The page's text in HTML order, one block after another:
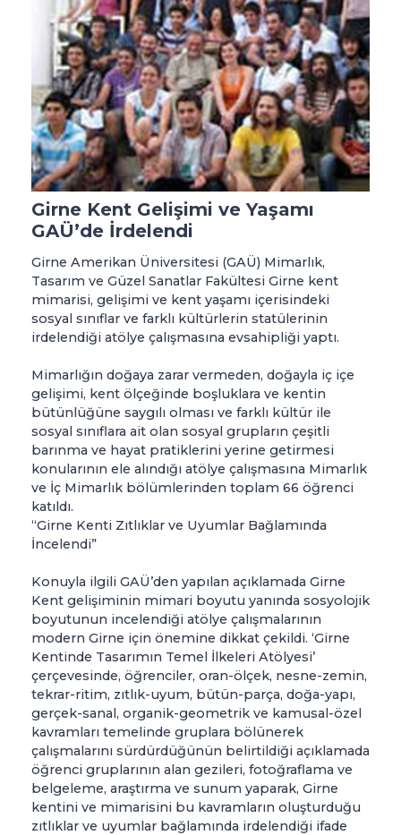
Girne Kent Gelişimi ve Yaşamı
GAÜ’de İrdelendi
Girne Amerikan Üniversitesi (GAÜ) Mimarlık,
Tasarım ve Güzel Sanatlar Fakültesi Girne kent
mimarisi, gelişimi ve kent yaşamı içerisindeki
sosyal sınıflar ve farklı kültürlerin statülerinin
irdelendiği atölye çalışmasına evsahipliği yaptı.
Mimarlığın doğaya zarar vermeden, doğayla iç içe
gelişimi, kent ölçeğinde boşluklara ve kentin
bütünlüğüne saygılı olması ve farklı kültür ile
sosyal sınıflara ait olan sosyal grupların çeşitli
barınma ve hayat pratiklerini yerine getirmesi
konularının ele alındığı atölye çalışmasına Mimarlık
ve İç Mimarlık bölümlerinden toplam 66 öğrenci
katıldı.
“Girne Kenti Zıtlıklar ve Uyumlar Bağlamında
İncelendi”
Konuyla ilgili GAÜ’den yapılan açıklamada Girne
Kent gelişiminin mimari boyutu yanında sosyolojik
boyutunun incelendiği atölye çalışmalarının
modern Girne için önemine dikkat çekildi. ‘Girne
Kentinde Tasarımın Temel İlkeleri Atölyesi’
çerçevesinde, öğrenciler, oran-ölçek, nesne-zemin,
tekrar-ritim, zıtlık-uyum, bütün-parça, doğa-yapı,
gerçek-sanal, organik-geometrik ve kamusal-özel
kavramları temelinde gruplara bölünerek
çalışmalarını sürdürdüğünün belirtildiği açıklamada
öğrenci gruplarının alan gezileri, fotoğraflama ve
belgeleme, araştırma ve sunum yaparak, Girne
kentini ve mimarisini bu kavramların oluşturduğu
zıtlıklar ve uyumlar bağlamında irdelendiği ifade